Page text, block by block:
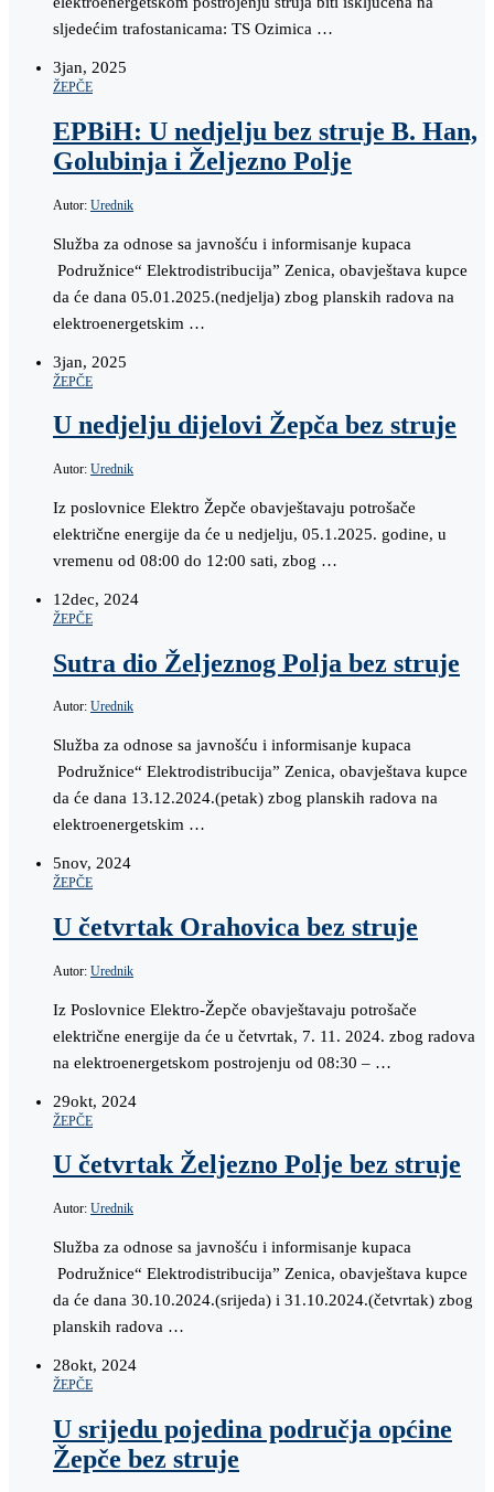
sljedećim trafostanicama: TS Ozimica …
3jan, 2025
ŽEPČE
EPBiH: U nedjelju bez struje B. Han,
Golubinja i Željezno Polje
Autor: Urednik
Služba za odnose sa javnošću i informisanje kupaca
Podružnice“ Elektrodistribucija” Zenica, obavještava kupce
da će dana 05.01.2025.(nedjelja) zbog planskih radova na
elektroenergetskim …
3jan, 2025
ŽEPČE
U nedjelju dijelovi Žepča bez struje
Autor: Urednik
Iz poslovnice Elektro Žepče obavještavaju potrošače
električne energije da će u nedjelju, 05.1.2025. godine, u
vremenu od 08:00 do 12:00 sati, zbog …
12dec, 2024
ŽEPČE
Sutra dio Željeznog Polja bez struje
Autor: Urednik
Služba za odnose sa javnošću i informisanje kupaca
Podružnice“ Elektrodistribucija” Zenica, obavještava kupce
da će dana 13.12.2024.(petak) zbog planskih radova na
elektroenergetskim …
5nov, 2024
ŽEPČE
U četvrtak Orahovica bez struje
Autor: Urednik
Iz Poslovnice Elektro-Žepče obavještavaju potrošače
električne energije da će u četvrtak, 7. 11. 2024. zbog radova
na elektroenergetskom postrojenju od 08:30 – …
29okt, 2024
ŽEPČE
U četvrtak Željezno Polje bez struje
Autor: Urednik
Služba za odnose sa javnošću i informisanje kupaca
Podružnice“ Elektrodistribucija” Zenica, obavještava kupce
da će dana 30.10.2024.(srijeda) i 31.10.2024.(četvrtak) zbog
planskih radova …
28okt, 2024
ŽEPČE
U srijedu pojedina područja općine
Žepče bez struje